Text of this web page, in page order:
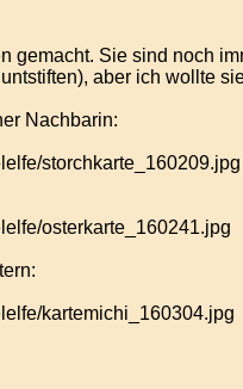
gemacht. Sie sind noch
aber ich wollte
Nachbarin: